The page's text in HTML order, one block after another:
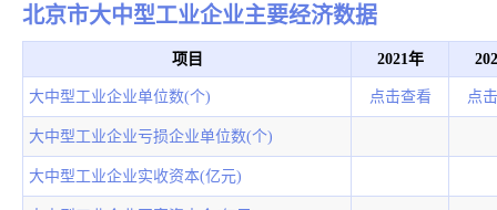
北京市大中型工业企业主要经济数据
项目 2021年
大中型工业企业单位数(个) 点击查看 点
大中型工业企业亏损企业单位数(个)
大中型工业企业实收资本(亿元)